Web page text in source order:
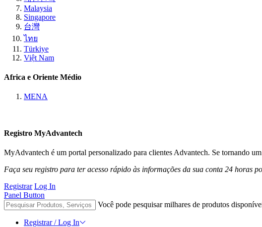
Malaysia
Singapore
台灣
ไทย
Türkiye
Việt Nam
Africa e Oriente Médio
MENA
Registro MyAdvantech
MyAdvantech é um portal personalizado para clientes Advantech. Se tornando
Faça seu registro para ter acesso rápido às informações da sua conta 24 horas
Registrar Log In
Panel Button
Você pode pesquisar milhares de produtos
Registrar / Log In